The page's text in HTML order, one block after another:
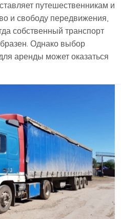
путешественникам и
и свободу передвижения,
собственный транспорт
Однако выбор
аренды может оказаться